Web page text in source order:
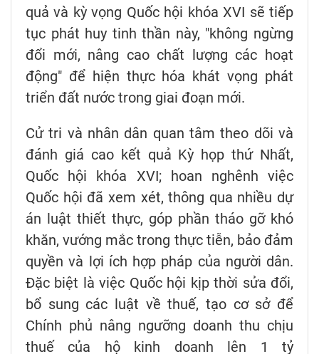
quả và kỳ vọng Quốc hội khóa XVI sẽ tiếp
tục phát huy tinh thần này, "không ngừng
đổi mới, nâng cao chất lượng các hoạt
động" để hiện thực hóa khát vọng phát
triển đất nước trong giai đoạn mới.
Cử tri và nhân dân quan tâm theo dõi và
đánh giá cao kết quả Kỳ họp thứ Nhất,
Quốc hội khóa XVI; hoan nghênh việc
Quốc hội đã xem xét, thông qua nhiều dự
án luật thiết thực, góp phần tháo gỡ khó
khăn, vướng mắc trong thực tiễn, bảo đảm
quyền và lợi ích hợp pháp của người dân.
Đặc biệt là việc Quốc hội kịp thời sửa đổi,
bổ sung các luật về thuế, tạo cơ sở để
Chính phủ nâng ngưỡng doanh thu chịu
thuế của hộ kinh doanh lên 1 tỷ